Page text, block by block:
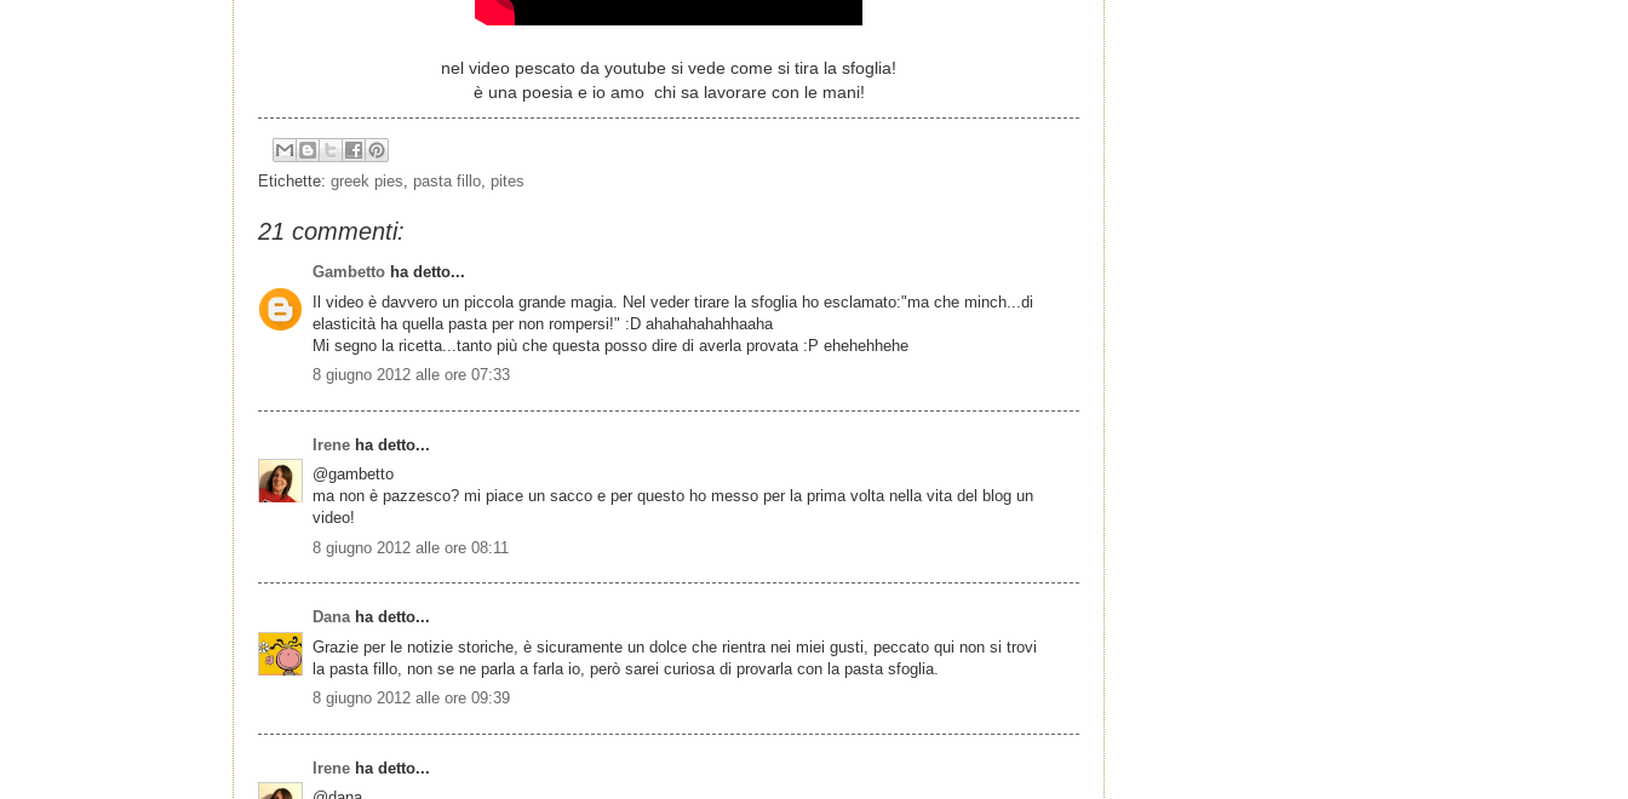
nel video pescato da youtube si vede come si tira la sfoglia!
è una poesia e io amo chi sa lavorare con le mani!
Etichette: greek pies, pasta fillo, pites
21 commenti:
Gambetto ha detto...
Il video è davvero un piccola grande magia. Nel veder tirare la sfoglia ho esclamato:"ma che minch...di
elasticità ha quella pasta per non rompersi!" :D ahahahahahhaaha
Mi segno la ricetta...tanto più che questa posso dire di averla provata :P ehehehhehe
8 giugno 2012 alle ore 07:33
Irene ha detto...
@gambetto
ma non è pazzesco? mi piace un sacco e per questo ho messo per la prima volta nella vita del blog un
video!
8 giugno 2012 alle ore 08:11
Danaha detto...
Grazie per le notizie storiche, è sicuramente un dolce che rientra nei miei gusti, peccato qui non si trovi
la pasta fillo, non se ne parla a farla io, però sarei curiosa di provarla con la pasta sfoglia.
8 giugno 2012 alle ore 09:39
Irene ha detto...